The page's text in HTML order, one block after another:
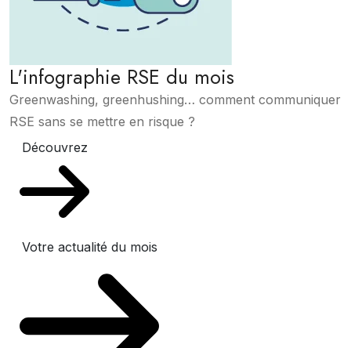
L'infographie RSE du mois
Greenwashing, greenhushing… comment communiquer
RSE sans se mettre en risque ?
Découvrez
Votre actualité du mois